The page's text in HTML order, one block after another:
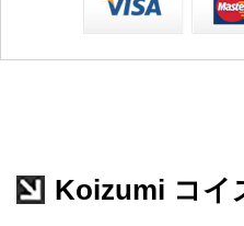
Koizumi コイ